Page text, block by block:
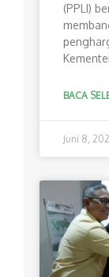
(PPLI)
BACA
Juni 8,